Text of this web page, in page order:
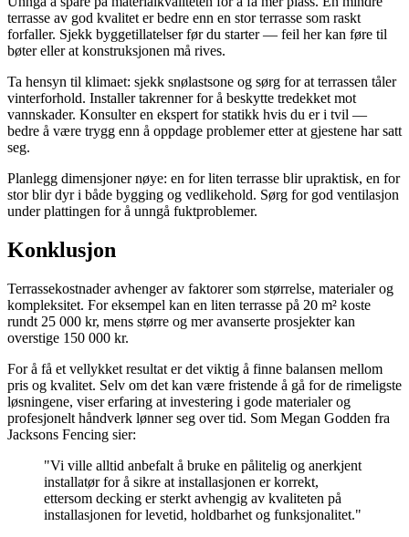
terrasse av god kvalitet er bedre enn en stor terrasse som raskt
forfaller. Sjekk byggetillatelser før du starter — feil her kan føre til
bøter eller at konstruksjonen må rives.
Ta hensyn til klimaet: sjekk snølastsone og sørg for at terrassen tåler
vinterforhold. Installer takrenner for å beskytte tredekket mot
vannskader. Konsulter en ekspert for statikk hvis du er i tvil —
bedre å være trygg enn å oppdage problemer etter at gjestene har satt
seg.
Planlegg dimensjoner nøye: en for liten terrasse blir upraktisk, en for
stor blir dyr i både bygging og vedlikehold. Sørg for god ventilasjon
under plattingen for å unngå fuktproblemer.
Konklusjon
Terrassekostnader avhenger av faktorer som størrelse, materialer og
kompleksitet. For eksempel kan en liten terrasse på 20 m² koste
rundt 25 000 kr, mens større og mer avanserte prosjekter kan
overstige 150 000 kr.
For å få et vellykket resultat er det viktig å finne balansen mellom
pris og kvalitet. Selv om det kan være fristende å gå for de rimeligste
løsningene, viser erfaring at investering i gode materialer og
profesjonelt håndverk lønner seg over tid. Som Megan Godden fra
Jacksons Fencing sier:
"Vi ville alltid anbefalt å bruke en pålitelig og anerkjent
installatør for å sikre at installasjonen er korrekt,
ettersom decking er sterkt avhengig av kvaliteten på
installasjonen for levetid, holdbarhet og funksjonalitet."